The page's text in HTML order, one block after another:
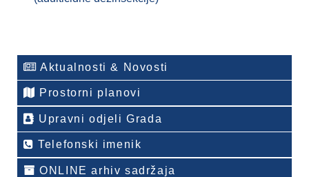
Aktualnosti & Novosti
Prostorni planovi
Upravni odjeli Grada
Telefonski imenik
ONLINE arhiv sadržaja